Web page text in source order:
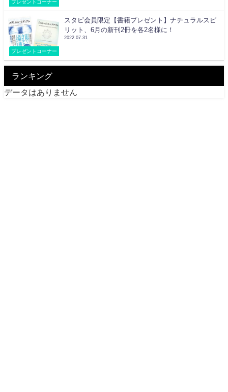
プレゼントコーナー
プレゼントコーナー
スタピ会員限定【書籍プレゼント】ナチュラルスピ
リット、6月の新刊2冊を各2名様に！
2022.07.31
ランキング
データはありません